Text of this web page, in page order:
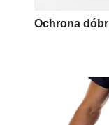
Ochrona